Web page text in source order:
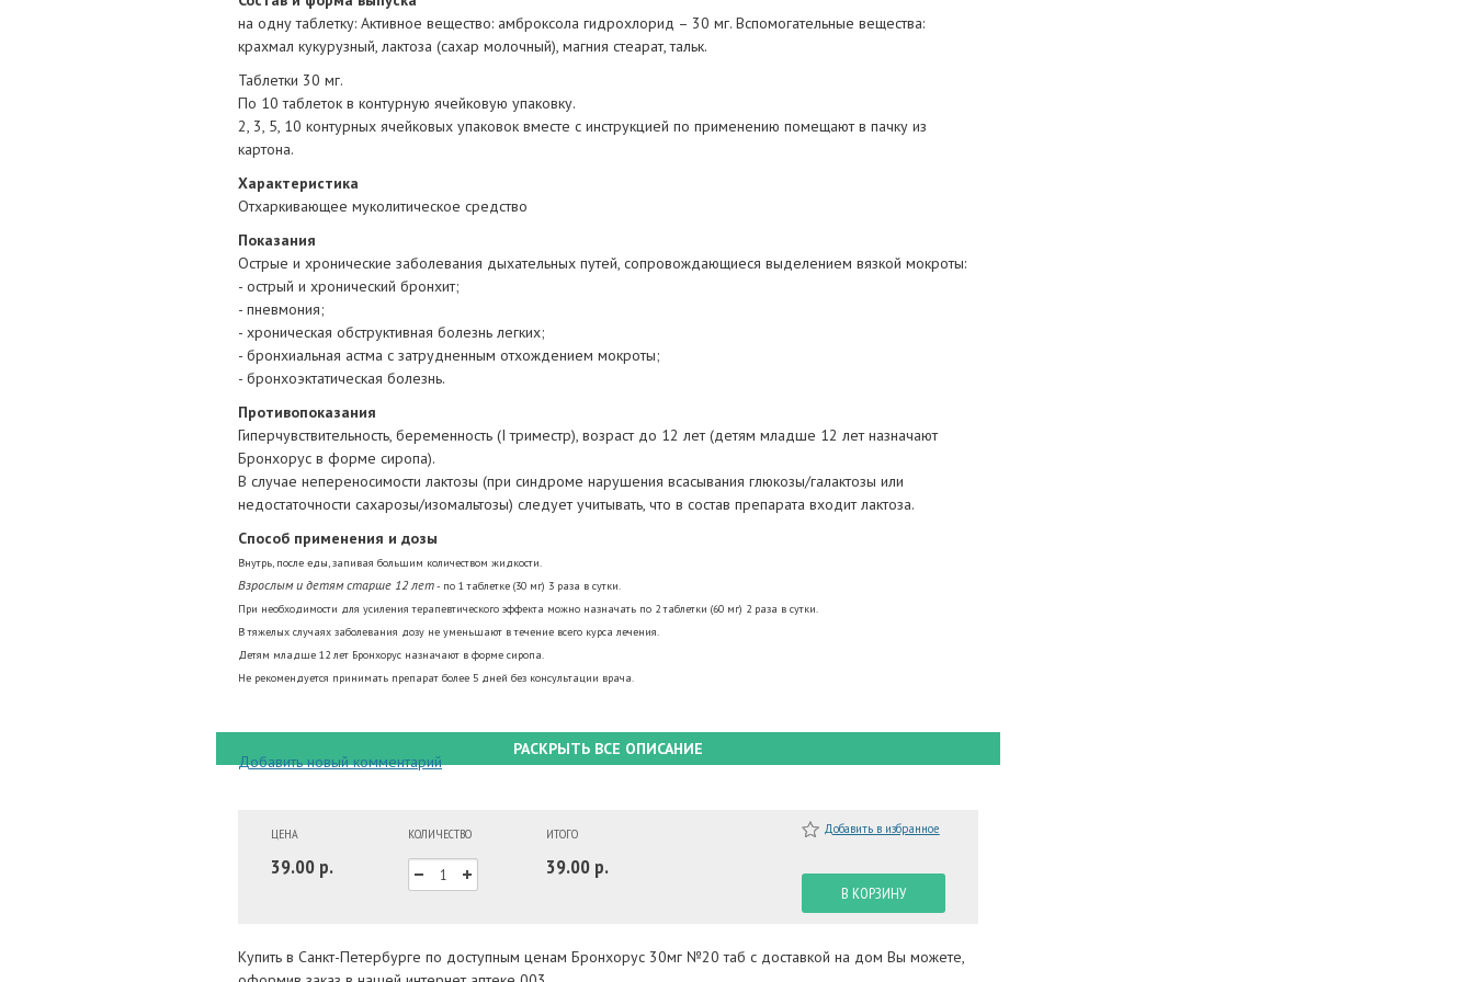
на одну таблетку: Активное вещество: амброксола гидрохлорид – 30 мг. Вспомогательные вещества:
крахмал кукурузный, лактоза (сахар молочный), магния стеарат, тальк.
Таблетки 30 мг.
По 10 таблеток в контурную ячейковую упаковку.
2, 3, 5, 10 контурных ячейковых упаковок вместе с инструкцией по применению помещают в пачку из
картона.
Характеристика
Отхаркивающее муколитическое средство
Показания
Острые и хронические заболевания дыхательных путей, сопровождающиеся выделением вязкой мокроты:
- острый и хронический бронхит;
- пневмония;
- хроническая обструктивная болезнь легких;
- бронхиальная астма с затрудненным отхождением мокроты;
- бронхоэктатическая болезнь.
Противопоказания
Гиперчувствительность, беременность (I триместр), возраст до 12 лет (детям младше 12 лет назначают
Бронхорус в форме сиропа).
В случае непереносимости лактозы (при синдроме нарушения всасывания глюкозы/галактозы или
недостаточности сахарозы/изомальтозы) следует учитывать, что в состав препарата входит лактоза.
Способ применения и дозы
Внутрь, после еды, запивая большим количеством жидкости.
Взрослым и детям старше 12 лет- по 1 таблетке (30 мг) 3 раза в сутки.
При необходимости для усиления терапевтического эффекта можно назначать по 2 таблетки (60 мг) 2 раза в сутки.
В тяжелых случаях заболевания дозу не уменьшают в течение всего курса лечения.
Детям младше 12 лет Бронхорус назначают в форме сиропа.
Не рекомендуется принимать препарат более 5 дней без консультации врача.
РАСКРЫТЬ ВСЕ ОПИСАНИЕ
Добавить новый комментарий
ЦЕНА
39.00 р.
КОЛИЧЕСТВО ИТОГО
39.00 р.
Добавить в избранное
В КОРЗИНУ
Купить в Санкт-Петербурге по доступным ценам Бронхорус 30мг №20 таб с доставкой на дом Вы можете,